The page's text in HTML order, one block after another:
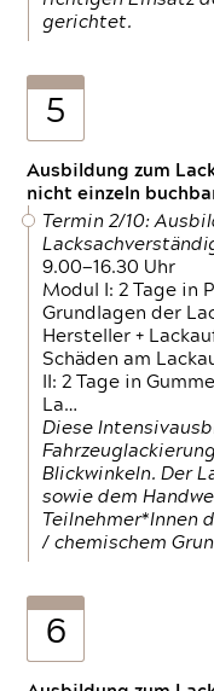
gerichtet.
5
Ausbildung zum
nicht einzeln
Termin 2/10:
9.00—16.30 Uhr
Modul I: 2 Tage in
Grundlagen der
Hersteller +
Schäden am
II: 2 Tage in
La…
Diese
Blickwinkeln. Der
sowie dem
Teilnehmer*Innen
/ chemischem
6